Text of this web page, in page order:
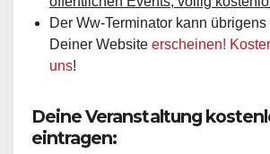
Der Ww-Terminator kann
Deiner Website erscheinen!
uns!
Deine Veranstaltung
eintragen: